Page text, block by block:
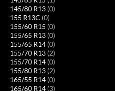
145/80 R13 (0)
155 R13C (0)
155/60 R15 (0)
155/65 R13 (0)
155/65 R14 (0)
155/70 R13 (2)
155/70 R14 (0)
155/80 R13 (2)
165/55 R14 (0)
165/60 R14 (3)